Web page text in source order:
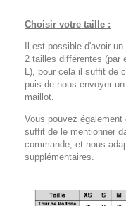
Choisir votre taille :
Il est possible d'avoir
2 tailles différentes (par
L), pour cela il suffit de
puis de nous envoyer
maillot.
Vous pouvez
suffit de le mentionner
commande, et nous
supplémentaires.